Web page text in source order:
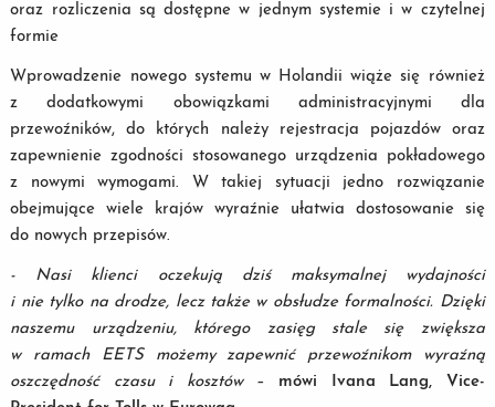
oraz rozliczenia są dostępne w jednym systemie i w czytelnej
formie
Wprowadzenie nowego systemu w Holandii wiąże się również
z dodatkowymi obowiązkami administracyjnymi dla
przewoźników, do których należy rejestracja pojazdów oraz
zapewnienie zgodności stosowanego urządzenia pokładowego
z nowymi wymogami. W takiej sytuacji jedno rozwiązanie
obejmujące wiele krajów wyraźnie ułatwia dostosowanie się
do nowych przepisów.
- Nasi klienci oczekują dziś maksymalnej wydajności
i nie tylko na drodze, lecz także w obsłudze formalności. Dzięki
naszemu urządzeniu, którego zasięg stale się zwiększa
w ramach EETS możemy zapewnić przewoźnikom wyraźną
oszczędność czasu i kosztów– mówi Ivana Lang, Vice-